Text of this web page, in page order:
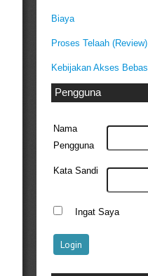
Biaya
Proses Telaah (Review)
Kebijakan Akses Bebas
Pengguna
Nama
Pengguna
Kata Sandi
Ingat Saya